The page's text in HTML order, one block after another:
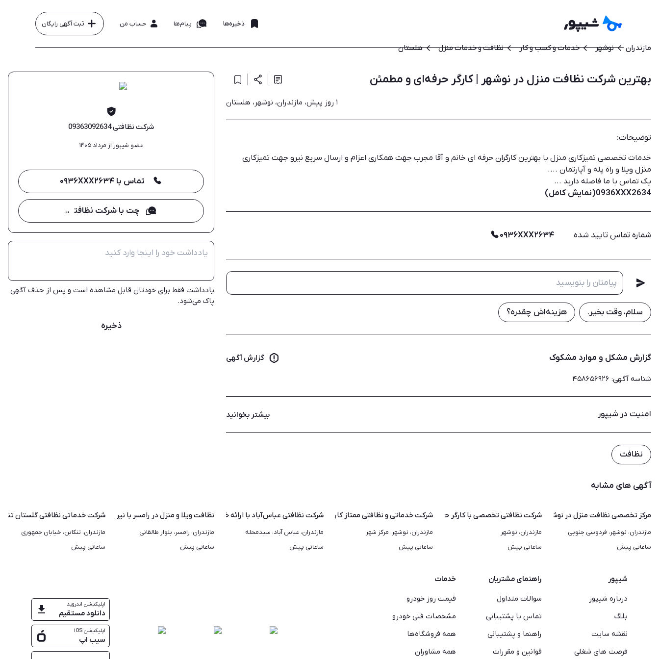
ذخیره‌ها پیام‌ها حساب من ثبت آگهی رایگان
مازندران نوشهر خدمات و کسب و کار نظافت و خدمات منزل هلستان
بهترین شرکت نظافت منزل در نوشهر | کارگر حرفه‌ای و مطمئن
۱ روز پیش، مازندران، نوشهر، هلستان
توضیحات:
خدمات تخصصی تمیزکاری منزل با بهترین کارگران حرفه ای خانم و آقا مجرب جهت همکاری اعزام و ارسال سریع نیرو جهت تمیزکاری
منزل ویلا و راه پله ‌و آپارتمان ....
یک تماس با ما فاصله دارید ...
0936XXX2634(نمایش کامل)
شماره تماس تایید شده ۰۹۳۶XXX۲۶۳۴
سلام، وقت بخیر. هزینه‌اش چقدره؟
گزارش مشکل و موارد مشکوک گزارش آگهی
شناسه آگهی: ۴۵۸۶۵۶۹۲۶
امنیت در شیپور بیشتر بخوانید
نظافت
شرکت نظافتی 09363092634
عضو شیپور از مرداد ۱۴۰۵
تماس با ۰۹۳۶XXX۲۶۳۴
چت با شرکت نظافتی 09363092634
یادداشت فقط برای خودتان قابل مشاهده است و پس از حذف آگهی
پاک می‌شود.
ذخیره
آگهی های مشابه
مرکز تخصصی نظافت منزل در نوشهر | اعزام کارگر حرفه‌ای
مازندران، نوشهر، فردوسی جنوبی
ساعاتی پیش
شرکت نظافتی تخصصی با کارگر حرفه‌ای | تمیزکاری منزل در نوشهر
مازندران، نوشهر
ساعاتی پیش
شرکت خدماتی و نظافتی ممتاز کاران نوشهر
مازندران، نوشهر، مرکز شهر
ساعاتی پیش
شرکت نظافتی عباس‌آباد با ارائه خدمات حرفه‌ای
مازندران، عباس آباد، سیدمحله
ساعاتی پیش
نظافت ویلا و منزل در رامسر با نیروهای مجرب
مازندران، رامسر، بلوار طالقانی
ساعاتی پیش
شرکت خدماتی نظافتی گلستان
مازندران، تنکابن، خیابان جمهوری
ساعاتی پیش
شیپور
درباره شیپور
بلاگ
نقشه سایت
فرصت های شغلی
راهنمای مشتریان
سوالات متداول
تماس با پشتیبانی
راهنما و پشتیبانی
قوانین و مقررات
خدمات
قیمت روز خودرو
مشخصات فنی خودرو
همه فروشگاه‌ها
همه مشاوران
اپلیکیشن اندروید
دانلود مستقیم
اپلیکیشن iOS
سیب اپ